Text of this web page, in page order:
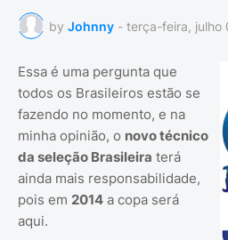
by Johnny - terça-feira, julho
Essa é uma pergunta que
todos os Brasileiros estão se
fazendo no momento, e na
minha opinião, o novo técnico
da seleção Brasileira terá
ainda mais responsabilidade,
pois em 2014 a copa será
aqui.